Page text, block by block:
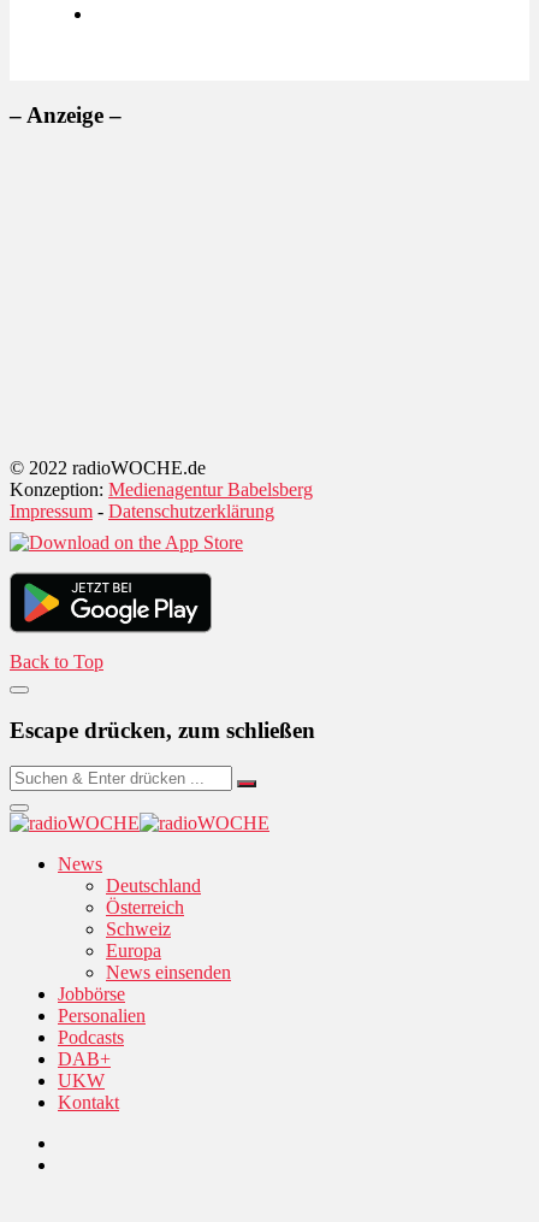
– Anzeige –
© 2022 radioWOCHE.de
Konzeption: Medienagentur Babelsberg
Impressum - Datenschutzerklärung
Back to Top
Escape drücken, zum schließen
News
Deutschland
Österreich
Schweiz
Europa
News einsenden
Jobbörse
Personalien
Podcasts
DAB+
UKW
Kontakt